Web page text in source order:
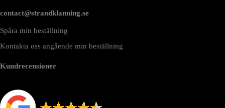
contact@strandklanning.se
Spåra min beställning
Kontakta oss angående min beställning
Kundrecensioner